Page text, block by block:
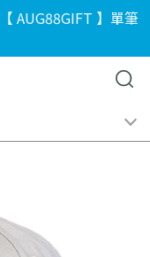
AUG88GIFT 】單筆